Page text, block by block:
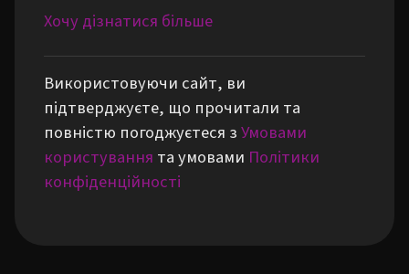
Хочу дізнатися більше
Використовуючи сайт, ви
підтверджуєте, що прочитали та
повністю погоджуєтеся зУмовами
користування та умовами Політики
конфіденційності